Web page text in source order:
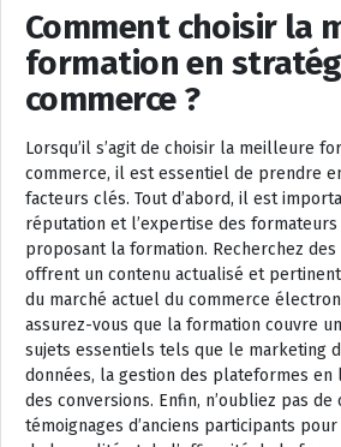
Comment choisir la
formation en
commerce ?
Lorsqu’il s’agit de choisir la meilleure
commerce, il est essentiel de prendre
facteurs clés. Tout d’abord, il est
réputation et l’expertise des formateurs
proposant la formation. Recherchez
offrent un contenu actualisé et
du marché actuel du commerce
assurez-vous que la formation couvre
sujets essentiels tels que le marketing
données, la gestion des plateformes en
des conversions. Enfin, n’oubliez pas
témoignages d’anciens participants